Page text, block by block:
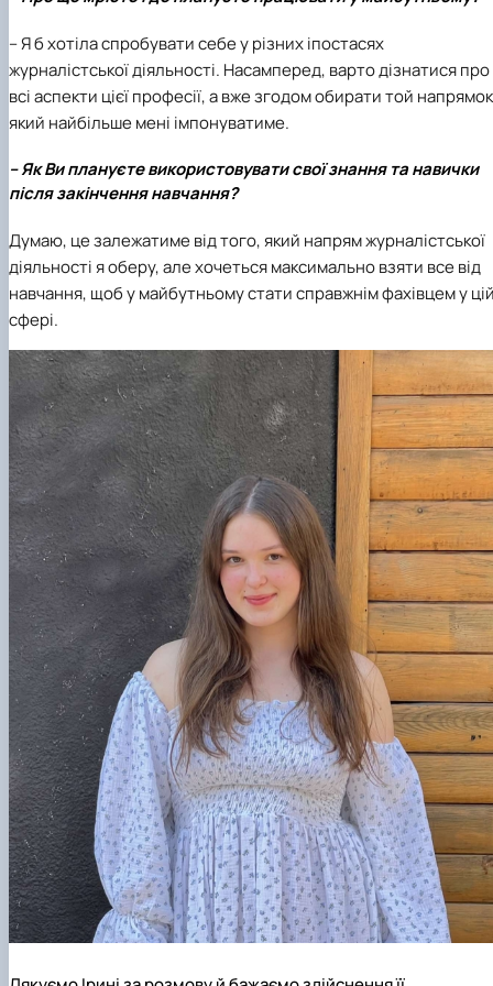
–Я б хотіла спробувати себе у різних іпостасях
журналістської діяльності. Насамперед, варто дізнатися про
всі аспекти цієї професії, а вже згодом обирати той
який найбільше мені імпонуватиме.
– Як Ви плануєте використовувати свої знання та навички
після закінчення навчання?
Думаю, це залежатиме від того, який напрям журналістської
діяльності я оберу, але хочеться максимально взяти все від
навчання, щоб у майбутньому стати справжнім фахівцем у
сфері.